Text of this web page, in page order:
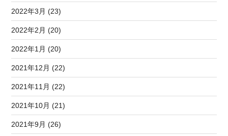
2022年3月 (23)
2022年2月 (20)
2022年1月 (20)
2021年12月 (22)
2021年11月 (22)
2021年10月 (21)
2021年9月 (26)